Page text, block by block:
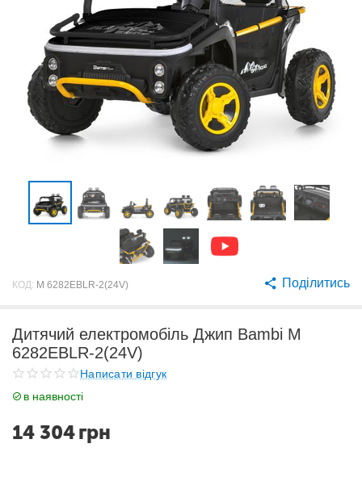
КОД: M 6282EBLR-2(24V) Поділитись
Дитячий електромобіль Джип Bambi M
6282EBLR-2(24V)
Написати відгук
в наявності
14 304грн